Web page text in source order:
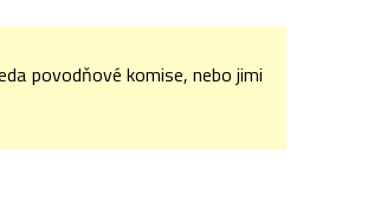
povodňové komise, nebo jimi